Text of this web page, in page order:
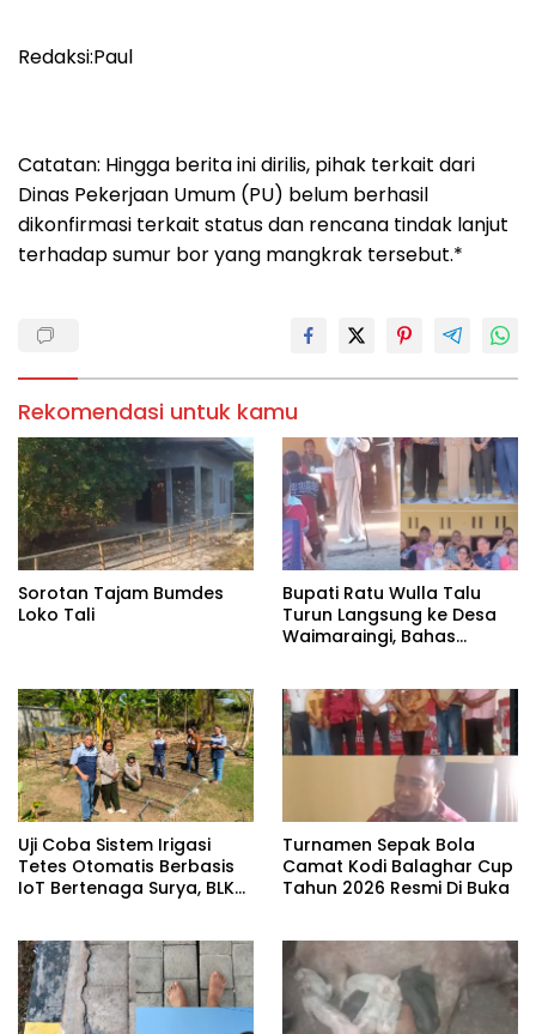
Redaksi:Paul
Catatan: Hingga berita ini dirilis, pihak terkait dari
Dinas Pekerjaan Umum (PU) belum berhasil
dikonfirmasi terkait status dan rencana tindak lanjut
terhadap sumur bor yang mangkrak tersebut.*
Rekomendasi untuk kamu
Sorotan Tajam Bumdes
Loko Tali
Bupati Ratu Wulla Talu
Turun Langsung ke Desa
Waimaraingi, Bahas
Uji Coba Sistem Irigasi
Tetes Otomatis Berbasis
IoT Bertenaga Surya, BLK
Turnamen Sepak Bola
Camat Kodi Balaghar Cup
Tahun 2026 Resmi Di Buka ‎